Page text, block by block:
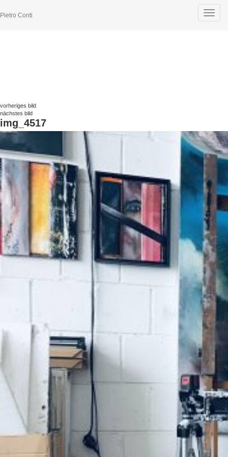
Toggle
Pietro Conti
vorheriges bild
nächstes bild
img_4517